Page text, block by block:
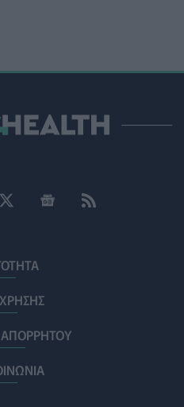
επερχόμενες ζέστες -
στον γιατρό μας
με το «τέλειο» δέρμα
υγείας
ΑΠΟΡΡΗΤΟΥ